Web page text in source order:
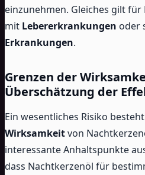
einzunehmen. Gleiches gilt für
mit Lebererkrankungen oder
Erkrankungen.
Grenzen der
Überschätzung der
Ein wesentliches Risiko
Wirksamkeitvon
interessante Anhaltspunkte
dass Nachtkerzenöl für